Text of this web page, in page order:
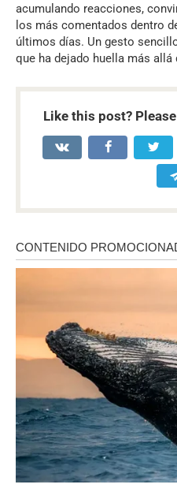
acumulando reacciones,
los más comentados dentro
últimos días. Un gesto
que ha dejado huella más
Like this post?